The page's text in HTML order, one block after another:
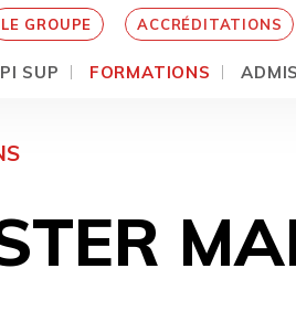
LE GROUPE ACCRÉDITATIONS
SUP FORMATIONS